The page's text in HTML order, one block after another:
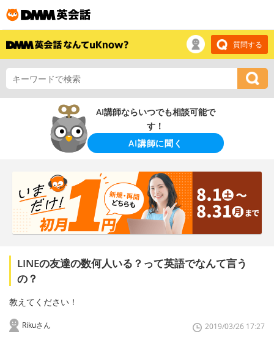
質問する
AI講師ならいつでも相談可能で
す！
AI講師に聞く
LINEの友達の数何人いる？って英語でなんて言う
の？
教えてください！
Rikuさん 2019/03/26 17:27